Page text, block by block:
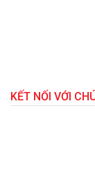
KẾT NỐI VỚI